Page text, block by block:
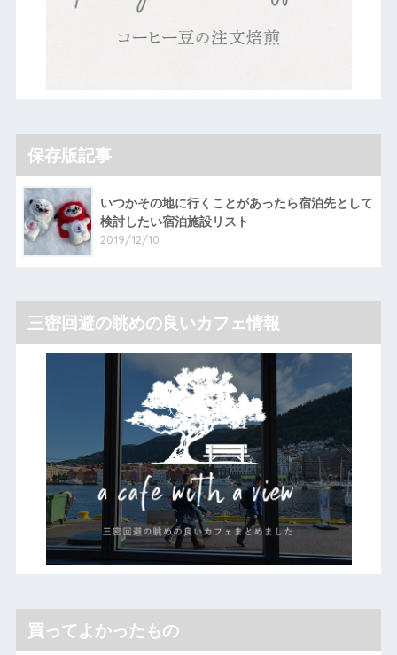
保存版記事
いつかその地に行くことがあったら宿泊先として
検討したい宿泊施設リスト
2019/12/10
三密回避の眺めの良いカフェ情報
買ってよかったもの